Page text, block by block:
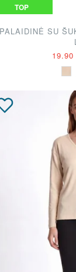
TOP
PALAIDINĖ SU
19.90